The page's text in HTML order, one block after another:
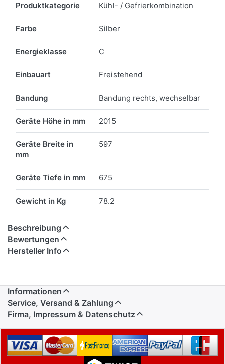
Produktkategorie Kühl- / Gefrierkombination
Farbe Silber
Energieklasse C
Einbauart Freistehend
Bandung Bandung rechts, wechselbar
Geräte Höhe in mm 2015
Geräte Breite in
mm
597
Geräte Tiefe in mm 675
Gewicht in Kg 78.2
Beschreibung
Bewertungen
Hersteller Info
Informationen
Service, Versand & Zahlung
Firma, Impressum & Datenschutz